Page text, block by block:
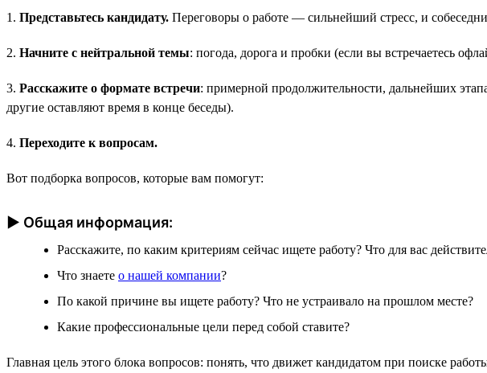
1. Представьтесь кандидату. Переговоры о работе — сильнейший стресс, и
2. Начните с нейтральной темы: погода, дорога и пробки (если вы встречаетесь
3. Расскажите о формате встречи: примерной продолжительности, дальнейших
другие оставляют время в конце беседы).
4. Переходите к вопросам.
Вот подборка вопросов, которые вам помогут:
► Общая информация:
Расскажите, по каким критериям сейчас ищете работу? Что для вас
Что знаете о нашей компании?
По какой причине вы ищете работу? Что не устраивало на прошлом месте?
Какие профессиональные цели перед собой ставите?
Главная цель этого блока вопросов: понять, что движет кандидатом при поиске